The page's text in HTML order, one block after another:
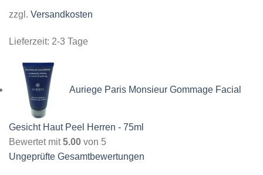
zzgl. Versandkosten
Lieferzeit: 2-3 Tage
Auriege Paris Monsieur Gommage Facial
Gesicht Haut Peel Herren - 75ml
Bewertet mit5.00 von 5
Ungeprüfte Gesamtbewertungen